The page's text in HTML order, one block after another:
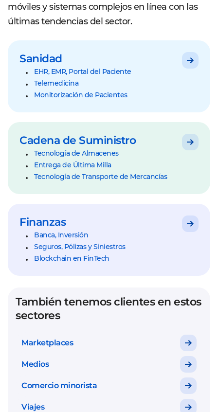
móviles y sistemas complejos en línea con las
últimas tendencias del sector.
Sanidad
EHR, EMR, Portal del Paciente
Telemedicina
Monitorización de Pacientes
Cadena de Suministro
Tecnología de Almacenes
Entrega de Última Milla
Tecnología de Transporte de Mercancías
Finanzas
Banca, Inversión
Seguros, Pólizas y Siniestros
Blockchain en FinTech
También tenemos clientes en estos
sectores
Marketplaces
Medios
Comercio minorista
Viajes